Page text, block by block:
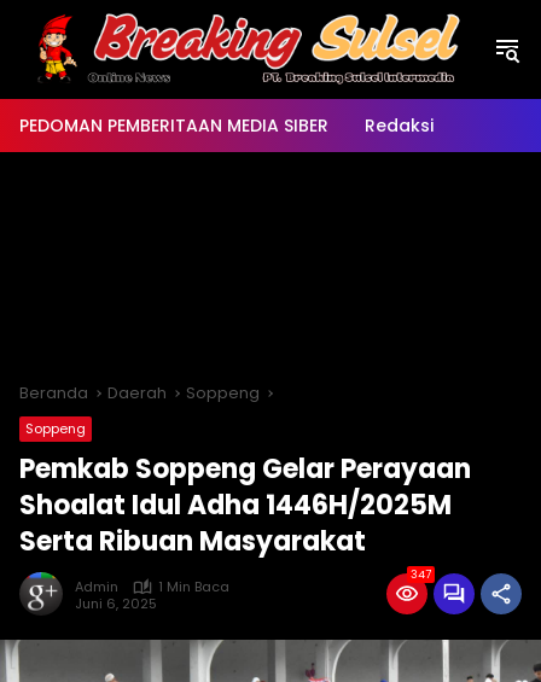
Langsung
konten
PEDOMAN PEMBERITAAN MEDIA SIBER Redaksi
Beranda Daerah Soppeng
Soppeng
Pemkab Soppeng Gelar Perayaan
Shoalat Idul Adha 1446H/2025M
Serta Ribuan Masyarakat
Admin
1 Min Baca
Juni 6, 2025
347